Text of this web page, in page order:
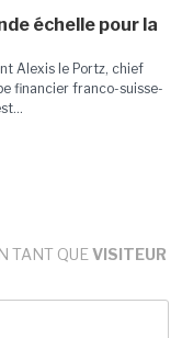
échelle pour la
Alexis le Portz, chief
financier franco-suisse-
TANT QUE VISITEUR